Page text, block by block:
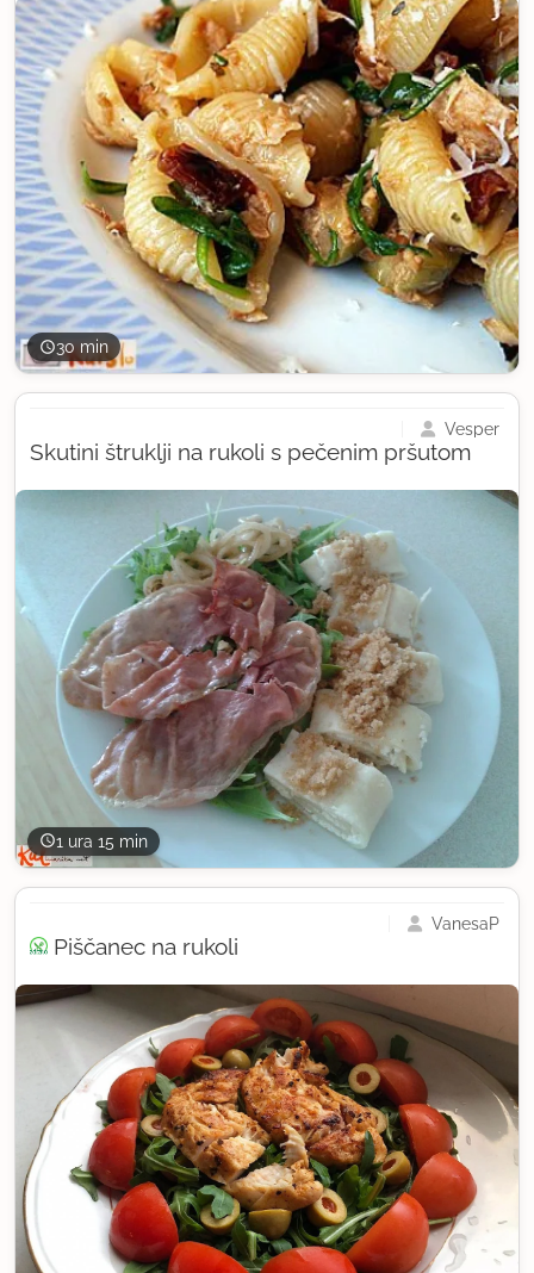
30 min
1 ura 15 min
Skutini štruklji na rukoli s pečenim pršutom
Vesper
Piščanec na rukoli
VanesaP